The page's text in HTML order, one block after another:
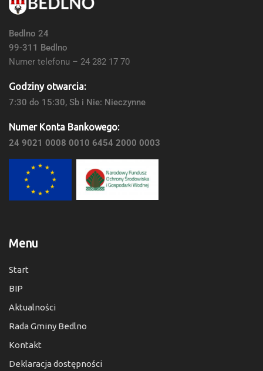
Bedlno 24
99-311 Bedlno
Numer telefonu – 24 282 17 70
Godziny otwarcia:
7:30 do 15:30, Sb i Nie: Nieczynne
Numer Konta Bankowego:
24 9021 0008 0010 6454 2000 0003
Menu
Start
BIP
Aktualności
Rada Gminy Bedlno
Kontakt
Deklaracja dostępności